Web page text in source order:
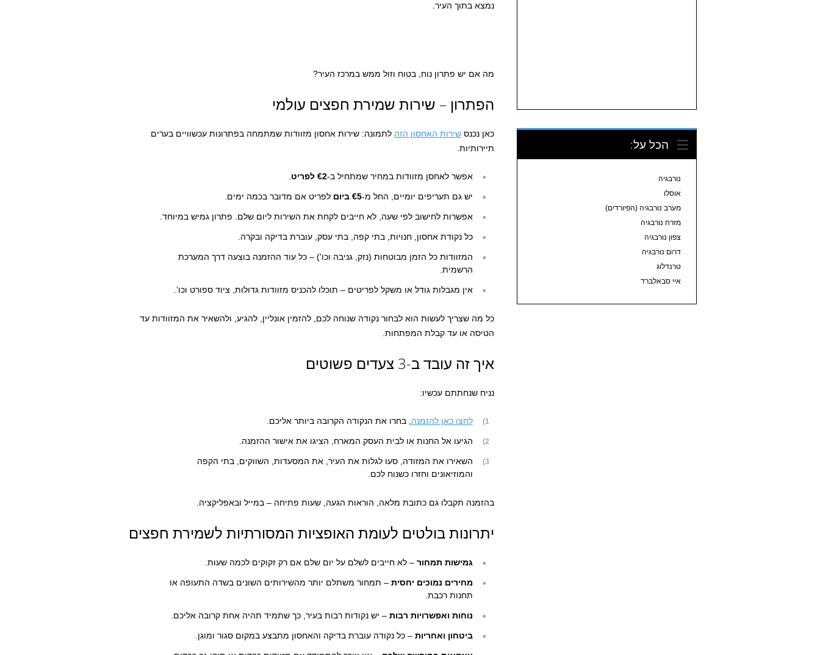
נמצא בתוך העיר.
מה אם יש פתרון נוח, בטוח וזול ממש במרכז העיר?
הפתרון – שירות שמירת חפצים עולמי
כאן נכנסשירות האחסון הזה לתמונה: שירות אחסון מזוודות שמתמחה בפתרונות עכשוויים בערים
תיירותיות.
אפשר לאחסן מזוודות במחיר שמתחיל ב-€2 לפריט
יש גם תעריפים יומיים, החל מ-€5 ביום לפריט אם מדובר בכמה ימים.
אפשרות לחישוב לפי שעה, לא חייבים לקחת את השירות ליום שלם. פתרון גמיש במיוחד.
כל נקודת אחסון, חנויות, בתי קפה, בתי עסק, עוברת בדיקה ובקרה.
המזוודות כל הזמן מבוטחות (נזק, גניבה וכו') – כל עוד ההזמנה בוצעה דרך המערכת
הרשמית.
אין מגבלות גודל או משקל לפריטים – תוכלו להכניס מזוודות גדולות, ציוד ספורט וכו’.
כל מה שצריך לעשות הוא לבחור נקודה שנוחה לכם, להזמין אונליין, להגיע, ולהשאיר את המזוודות עד
הטיסה או עד קבלת המפתחות.
איך זה עובד ב-3 צעדים פשוטים
נניח שנחתתם עכשיו:
לחצו כאן להזמנה , בחרו את הנקודה הקרובה ביותר אליכם.
הגיעו אל החנות או לבית העסק המארח, הציגו את אישור ההזמנה.
השאירו את המזודה, סעו לגלות את העיר, את המסעדות, השווקים, בתי הקפה
והמוזיאונים וחזרו כשנוח לכם.
בהזמנה תקבלו גם כתובת מלאה, הוראות הגעה, שעות פתיחה – במייל ובאפליקציה.
יתרונות בולטים לעומת האופציות המסורתיות לשמירת חפצים
גמישות תמחור – לא חייבים לשלם על יום שלם אם רק זקוקים לכמה שעות.
מחירים נמוכים יחסית – תמחור משתלם יותר מהשירותים השונים בשדה התעופה או
תחנות רכבת.
נוחות ואפשרויות רבות – יש נקודות רבות בעיר, כך שתמיד תהיה אחת קרובה אליכם.
ביטחון ואחריות – כל נקודה עוברת בדיקה והאחסון מתבצע במקום סגור ומוגן.
הכל על:
נורבגיה
אוסלו
מערב נורבגיה (הפיורדים)
מזרח נורבגיה
צפון נורבגיה
דרום נורבגיה
טרנדלוג
איי סבאלברד